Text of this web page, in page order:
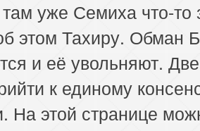
уже Семиха что-то
этом Тахиру. Обман
и её увольняют.
к единому
На этой странице